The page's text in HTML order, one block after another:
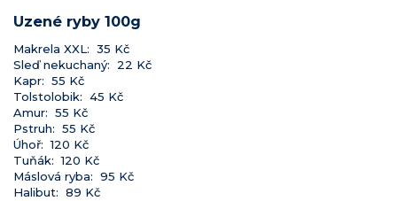
Uzené ryby 100g
Makrela XXL: 35 Kč
Sleď nekuchaný: 22 Kč
Kapr: 55 Kč
Tolstolobik: 45 Kč
Amur: 55 Kč
Pstruh: 55 Kč
Úhoř: 120 Kč
Tuňák: 120 Kč
Máslová ryba: 95 Kč
Halibut: 89 Kč